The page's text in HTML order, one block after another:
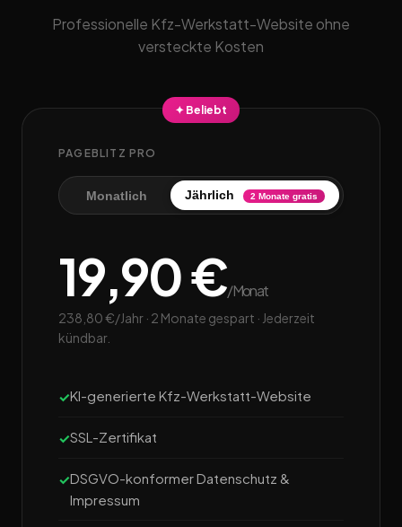
Professionelle Kfz-Werkstatt-Website ohne
versteckte Kosten
✦ Beliebt
PAGEBLITZ PRO
Monatlich Jährlich 2 Monate gratis
19,90 €/Monat
238,80 €/Jahr · 2 Monate gespart · Jederzeit
kündbar.
KI-generierte Kfz-Werkstatt-Website
SSL-Zertifikat
DSGVO-konformer Datenschutz &
Impressum